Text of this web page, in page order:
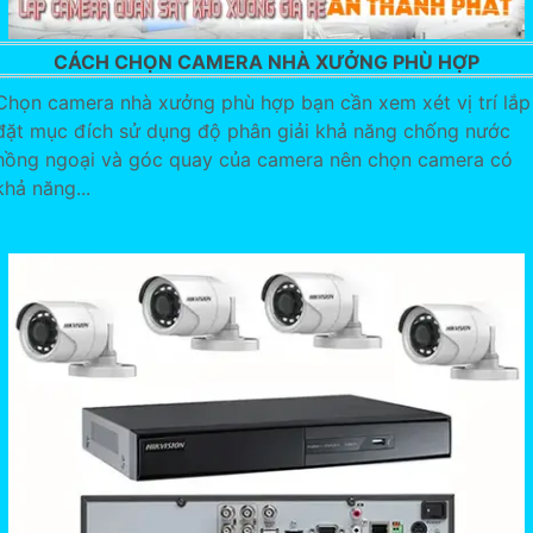
CÁCH CHỌN CAMERA NHÀ XƯỞNG PHÙ HỢP
camera nhà xưởng phù hợp bạn cần xem xét vị trí lắp
mục đích sử dụng độ phân giải khả năng chống nước
ngoại và góc quay của camera nên chọn camera có
năng...